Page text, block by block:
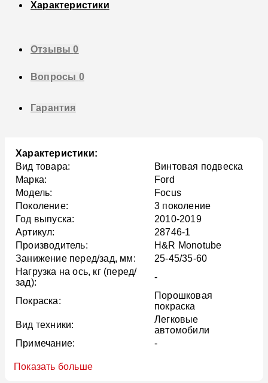
Характеристики
Отзывы0
Вопросы 0
Гарантия
Характеристики:
Вид товара:
Винтовая подвеска
Марка:
Ford
Модель:
Focus
Поколение:
3 поколение
Год выпуска:
2010-2019
Артикул:
28746-1
Производитель:
H&R Monotube
Занижение перед/зад, мм:
25-45/35-60
Нагрузка на ось, кг (перед/
зад):
-
Покраска:
Порошковая
покраска
Вид техники:
Легковые
автомобили
Примечание:
-
Показать больше